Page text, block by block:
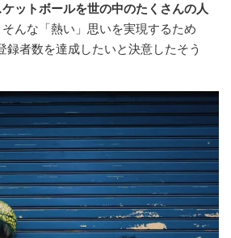
ットボールを世の中のたくさんの人
そんな「熱い」思いを実現するため
録者数を達成したいと決意したそう